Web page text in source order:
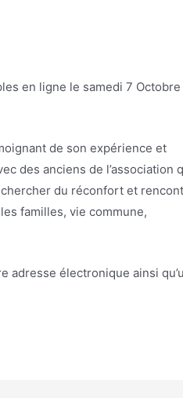
en ligne le samedi 7
de son expérience et
des anciens de l’association
du réconfort et
familles, vie commune,
adresse électronique ainsi